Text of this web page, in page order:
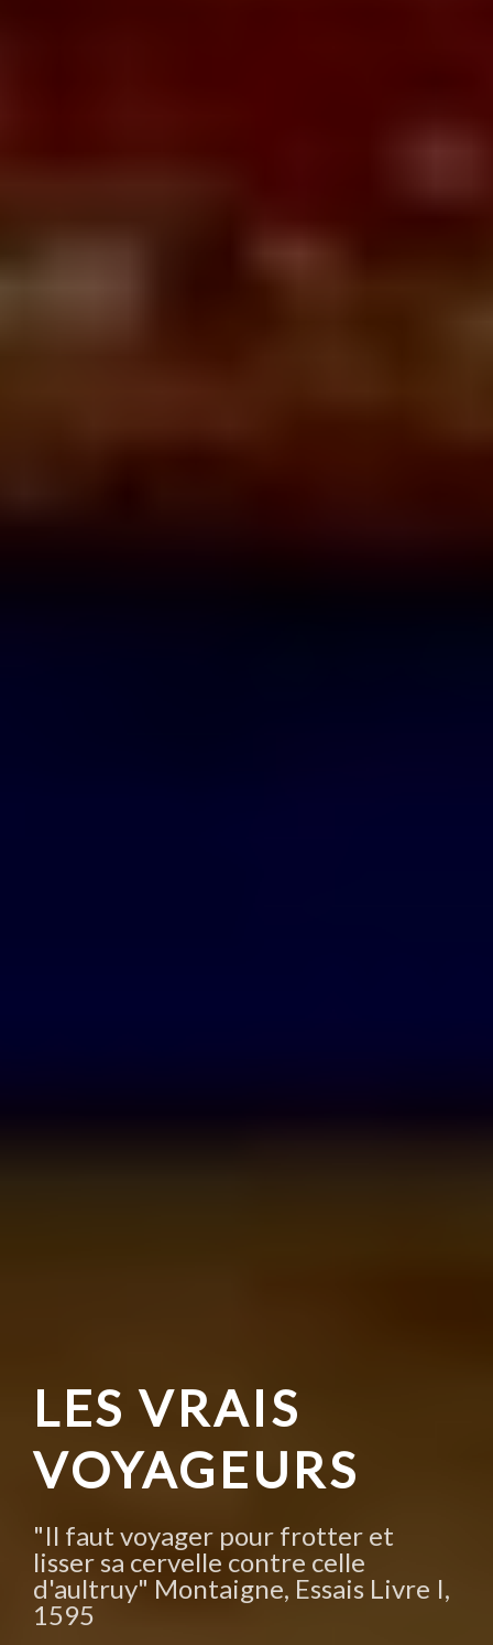
LES VRAIS
VOYAGEURS
"Il faut voyager pour frotter et
lisser sa cervelle contre celle
d'aultruy" Montaigne, Essais Livre I,
1595